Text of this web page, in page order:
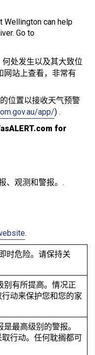
Wellington can help
Go to
处发生以及其大致位
网站上查看，非常有
位置以接收天气预警
app/) .
for
、观测和警报。.
.
时危险。请保持关
别有所提高。情况正
动来保护您和您的家
是最高级别的警报。
行动。任何耽搁都可